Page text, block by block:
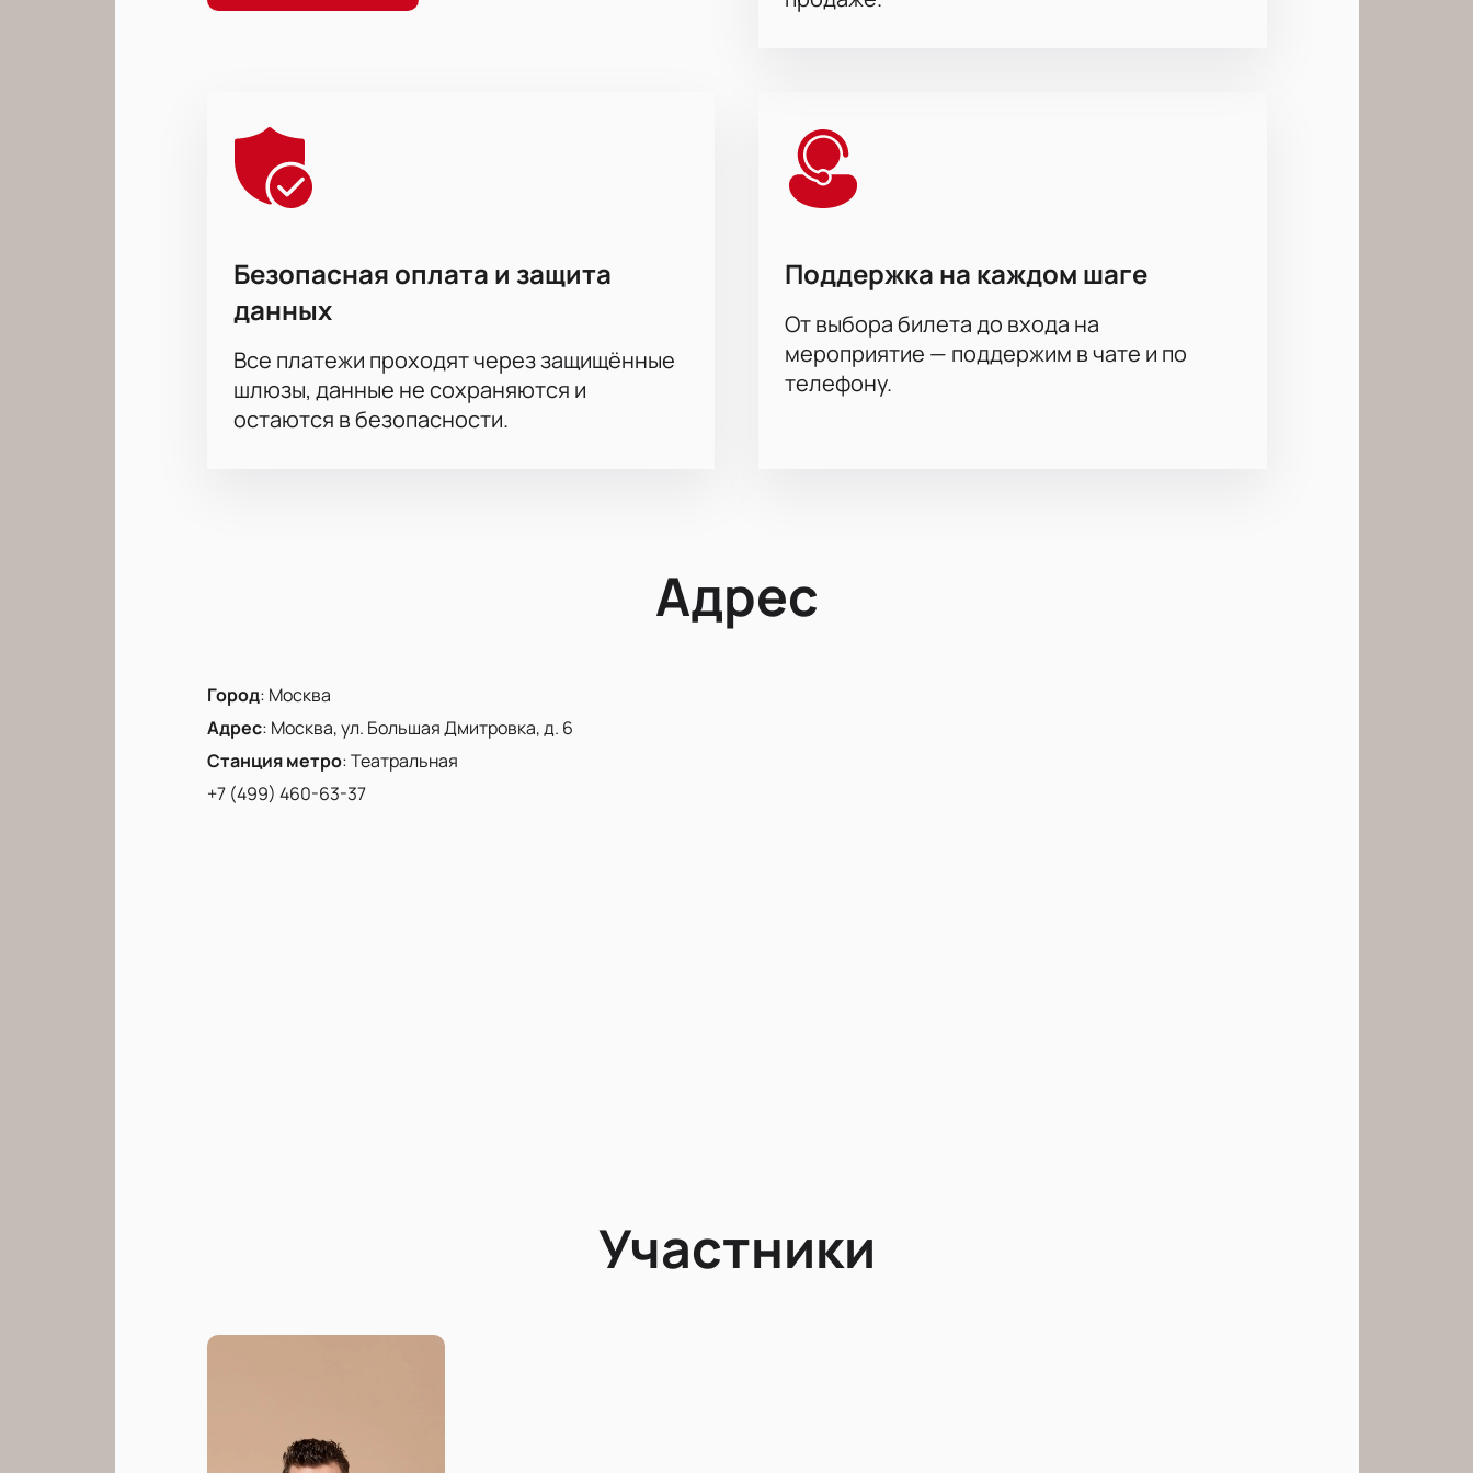
Безопасная оплата и защита
данных
Все платежи проходят через защищённые
шлюзы, данные не сохраняются и
остаются в безопасности.
Поддержка на каждом шаге
От выбора билета до входа на
мероприятие — поддержим в чате и по
телефону.
Адрес
Город: Москва
Адрес: Москва, ул. Большая Дмитровка, д. 6
Станция метро:Театральная
+7 (499) 460-63-37
Участники